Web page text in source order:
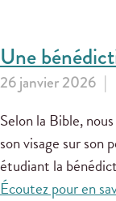
Une
26 janvier 2026
Selon la Bible,
son visage sur son
étudiant la
Écoutez pour en